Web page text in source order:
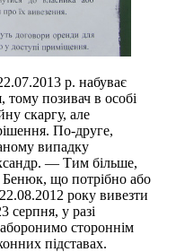
р. набуває
тому позивач в особі
скаргу, але
По-друге,
випадку
— Тим більше,
що потрібно або
року вивезти
серпня, у разі
стороннім
підставах.